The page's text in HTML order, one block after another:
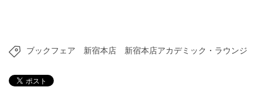
ブックフェア 新宿本店 新宿本店アカデミック・ラウンジ